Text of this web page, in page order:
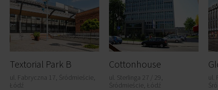
Textorial Park B
ul. Fabryczna 17, Śródmieście,
Łódź
Cottonhouse
ul. Sterlinga 27 / 29,
Śródmieście, Łódź
ul.